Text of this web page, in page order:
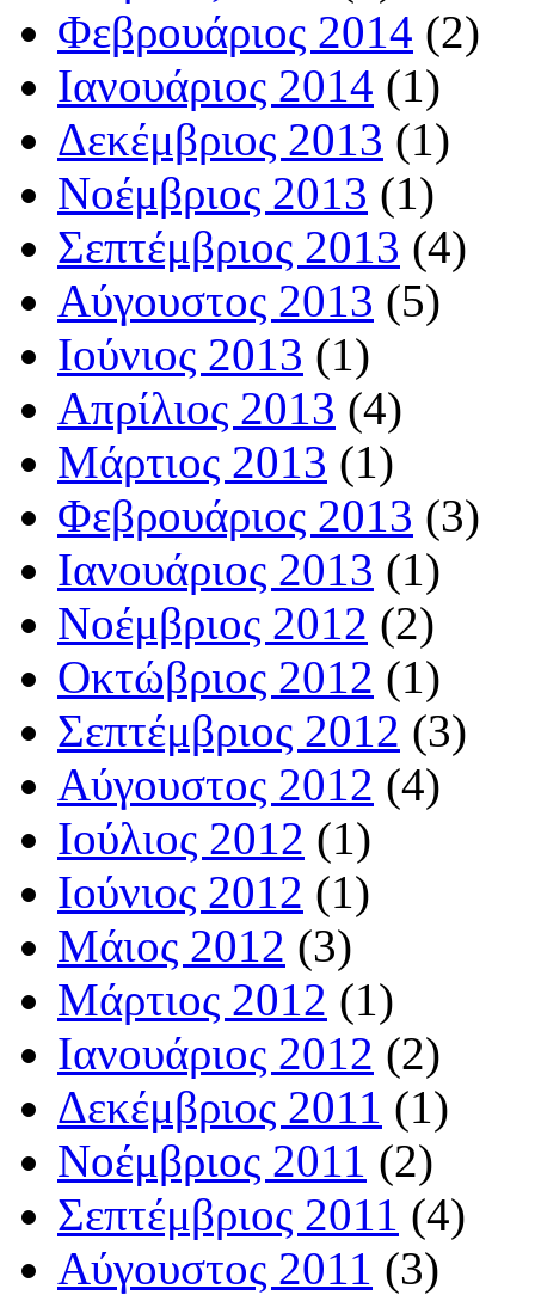
Φεβρουάριος 2014 (2)
Ιανουάριος 2014 (1)
Δεκέμβριος 2013 (1)
Νοέμβριος 2013 (1)
Σεπτέμβριος 2013 (4)
Αύγουστος 2013 (5)
Ιούνιος 2013 (1)
Απρίλιος 2013 (4)
Μάρτιος 2013 (1)
Φεβρουάριος 2013 (3)
Ιανουάριος 2013 (1)
Νοέμβριος 2012 (2)
Οκτώβριος 2012 (1)
Σεπτέμβριος 2012 (3)
Αύγουστος 2012 (4)
Ιούλιος 2012 (1)
Ιούνιος 2012 (1)
Μάιος 2012 (3)
Μάρτιος 2012 (1)
Ιανουάριος 2012 (2)
Δεκέμβριος 2011 (1)
Νοέμβριος 2011 (2)
Σεπτέμβριος 2011 (4)
Αύγουστος 2011 (3)